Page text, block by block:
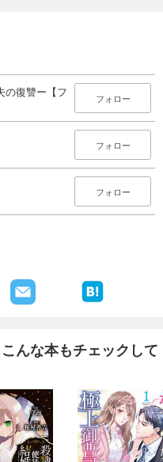
試し読み
妻が息子を誘拐しましたー従順なサレ夫の復讐ー【フルカラー】【タテヨミ】(21)
カート
試し読み
妻が息子を誘拐しましたー従順なサレ夫の復讐ー【フルカラー】【タテヨミ】(23)
カート
の復讐ー【フ
フォロー
フォロー
フォロー
んな本もチェックして